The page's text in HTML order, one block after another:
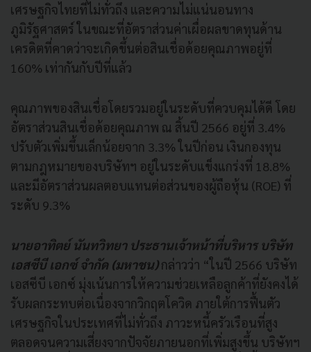
เศรษฐกิจไทยที่ไม่ทั่วถึง และความไม่แน่นอนทาง
ภูมิรัฐศาสตร์ ในขณะที่อัตราส่วนค่าเผื่อผลขาดทุนด้าน
เครดิตที่คาดว่าจะเกิดขึ้นต่อสินเชื่อด้อยคุณภาพอยู่ที่
160% เท่ากันกับปีที่แล้ว
คุณภาพของสินเชื่อโดยรวมอยู่ในระดับที่ควบคุมได้ดี โดย
อัตราส่วนสินเชื่อด้อยคุณภาพ ณ สิ้นปี 2566 อยู่ที่ 3.4%
ปรับตัวเพิ่มขึ้นเล็กน้อยจาก 3.3% ในปีก่อน เงินกองทุน
ตามกฎหมายของบริษัทฯ อยู่ในระดับแข็งแกร่งที่ 18.8%
และมีอัตราส่วนผลตอบแทนต่อส่วนของผู้ถือหุ้น (ROE) ที่
ระดับ 9.3%
นายอาทิตย์ นันทวิทยา ประธานเจ้าหน้าที่บริหาร บริษัท
เอสซีบี เอกซ์ จำกัด (มหาชน)กล่าวว่า “ในปี 2566 บริษัท
เอสซีบี เอกซ์ มุ่งเน้นการให้ความช่วยเหลือลูกค้าที่ยังคงได้
รับผลกระทบต่อเนื่องจากวิกฤตโควิด ภายใต้การฟื้นตัว
เศรษฐกิจในประเทศที่ไม่ทั่วถึง ภาวะหนี้ครัวเรือนที่สูง
ตลอดจนความเสี่ยงจากปัจจัยภายนอกที่เพิ่มสูงขึ้น บริษัทฯ